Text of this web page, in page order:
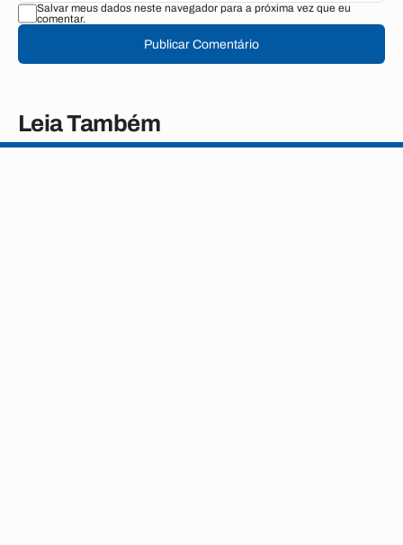
Salvar meus dados neste navegador para a próxima vez que eu
comentar.
Publicar Comentário
Leia Também